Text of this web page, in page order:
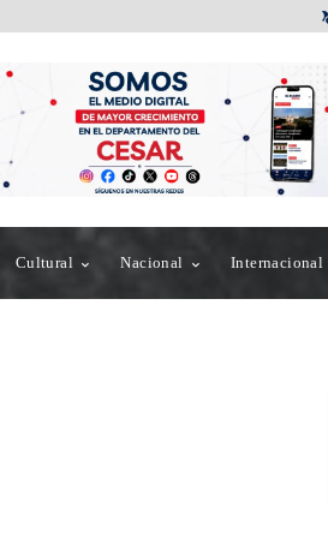
Cultural Nacional Internacional